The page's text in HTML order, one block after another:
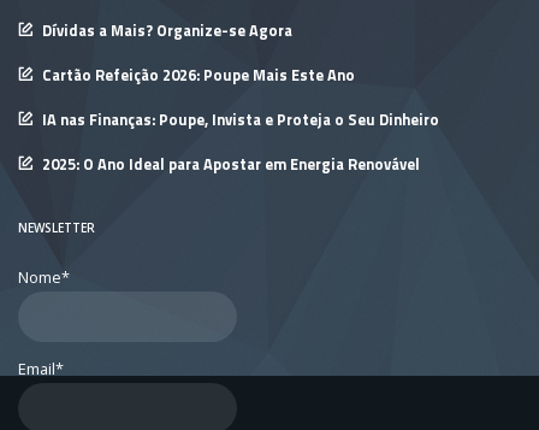
Dívidas a Mais? Organize-se Agora
Cartão Refeição 2026: Poupe Mais Este Ano
IA nas Finanças: Poupe, Invista e Proteja o Seu Dinheiro
2025: O Ano Ideal para Apostar em Energia Renovável
NEWSLETTER
Nome*
Email*